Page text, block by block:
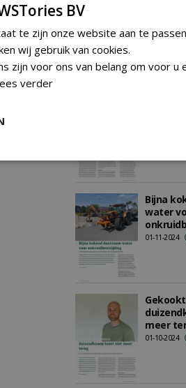
Bijna
water
01-11-2024
meer
01-10-2024
BV
te zijn onze website aan te
wij gebruik van cookies.
zijn voor ons van belang om voor
verder